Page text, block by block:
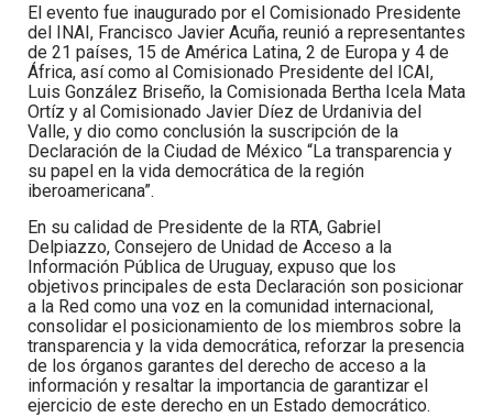
El evento fue inaugurado por el Comisionado Presidente
del INAI, Francisco Javier Acuña, reunió a representantes
de 21 países, 15 de América Latina, 2 de Europa y 4 de
África, así como al Comisionado Presidente del ICAI,
Luis González Briseño, la Comisionada Bertha Icela Mata
Ortíz y al Comisionado Javier Díez de Urdanivia del
Valle, y dio como conclusión la suscripción de la
Declaración de la Ciudad de México “La transparencia y
su papel en la vida democrática de la región
iberoamericana”.
En su calidad de Presidente de la RTA, Gabriel
Delpiazzo, Consejero de Unidad de Acceso a la
Información Pública de Uruguay, expuso que los
objetivos principales de esta Declaración son posicionar
a la Red como una voz en la comunidad internacional,
consolidar el posicionamiento de los miembros sobre la
transparencia y la vida democrática, reforzar la presencia
de los órganos garantes del derecho de acceso a la
información y resaltar la importancia de garantizar el
ejercicio de este derecho en un Estado democrático.